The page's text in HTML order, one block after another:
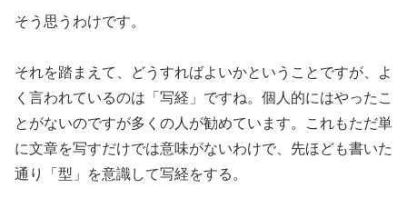
そう思うわけです。
それを踏まえて、どうすればよいかということですが、よ
く言われているのは「写経」ですね。個人的にはやったこ
とがないのですが多くの人が勧めています。これもただ単
に文章を写すだけでは意味がないわけで、先ほども書いた
通り「型」を意識して写経をする。